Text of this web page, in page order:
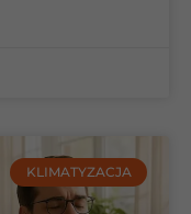
KLIMATYZACJA